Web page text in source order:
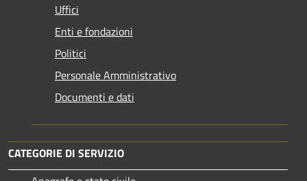
Uffici
Enti e fondazioni
Politici
Personale Amministrativo
Documenti e dati
CATEGORIE DI SERVIZIO